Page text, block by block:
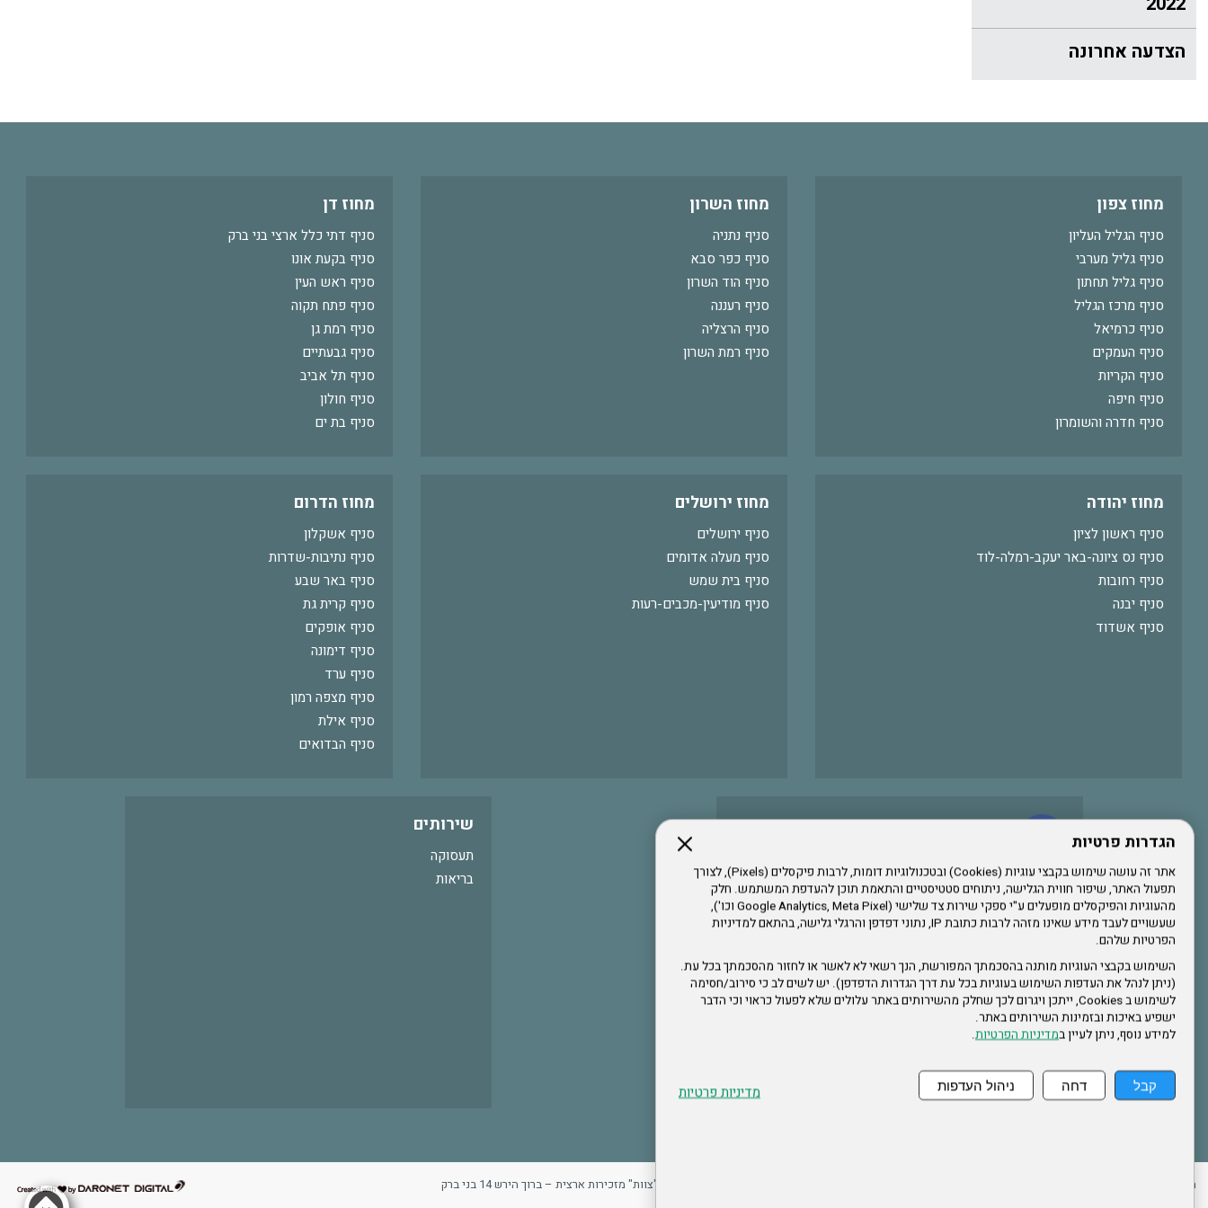
הגדרות פרטיות
אתר זה עושה שימוש בקבצי עוגיות (Cookies) ובטכנולוגיות דומות, לרבות פיקסלים (Pixels), לצורך
תפעול האתר, שיפור חווית הגלישה, ניתוחים סטטיסטיים והתאמת תוכן להעדפת המשתמש. חלק
מהעוגיות והפיקסלים מופעלים ע"י ספקי שירות צד שלישי (Google Analytics, Meta Pixel וכו'),
שעשויים לעבד מידע שאינו מזהה לרבות כתובת IP, נתוני דפדפן והרגלי גלישה, בהתאם למדיניות
הפרטיות שלהם.
השימוש בקבצי העוגיות מותנה בהסכמתך המפורשת, הנך רשאי לא לאשר או לחזור מהסכמתך בכל עת.
(ניתן לנהל את העדפות השימוש בעוגיות בכל עת דרך הגדרות הדפדפן). יש לשים לב כי סירוב/חסימה
לשימוש ב Cookies, ייתכן ויגרום לכך שחלק מהשירותים באתר עלולים שלא לפעול כראוי וכי הדבר
ישפיע באיכות ובזמינות השירותים באתר.
למידע נוסף, ניתן לעיין במדיניות הפרטיות.
קבל דחה ניהול העדפות מדיניות פרטיות
הצדעה אחרונה
מחוז צפון
סניף הגליל העליון
סניף גליל מערבי
סניף גליל תחתון
סניף מרכז הגליל
סניף כרמיאל
סניף העמקים
סניף הקריות
סניף חיפה
סניף חדרה והשומרון
מחוז השרון
סניף נתניה
סניף כפר סבא
סניף הוד השרון
סניף רעננה
סניף הרצליה
סניף רמת השרון
מחוז דן
סניף דתי כלל ארצי בני ברק
סניף בקעת אונו
סניף ראש העין
סניף פתח תקוה
סניף רמת גן
סניף גבעתיים
סניף תל אביב
סניף חולון
סניף בת ים
מחוז יהודה
סניף ראשון לציון
סניף נס ציונה-באר יעקב-רמלה-לוד
סניף רחובות
סניף יבנה
סניף אשדוד
מחוז ירושלים
סניף ירושלים
סניף מעלה אדומים
סניף בית שמש
סניף מודיעין-מכבים-רעות
מחוז הדרום
סניף אשקלון
סניף נתיבות-שדרות
סניף באר שבע
סניף קרית גת
סניף אופקים
סניף דימונה
סניף ערד
סניף מצפה רמון
סניף אילת
סניף הבדואים
הרשמו לערוץ היוטיוב שלנו
אתר צה"ל
שירותים
תעסוקה
בריאות
ההזמנות שלי ארגון "צוות" מזכירות ארצית – ברוך הירש 14 בני ברק